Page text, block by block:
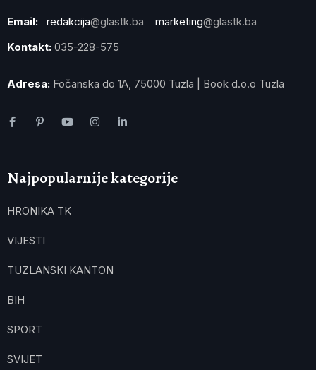
Email: redakcija@glastk.ba marketing@glastk.ba
Kontakt: 035-228-575
Adresa: Fočanska do 1A, 75000 Tuzla | Book d.o.o Tuzla
Najpopularnije kategorije
HRONIKA TK
VIJESTI
TUZLANSKI KANTON
BIH
SPORT
SVIJET